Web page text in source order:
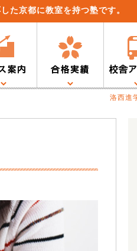
た京都に教室を持つ塾です。
洛西進